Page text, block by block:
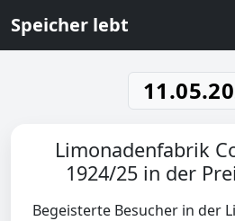
Speicher lebt
Limonadenfabrik
1924/25 in der
Begeisterte Besucher in der